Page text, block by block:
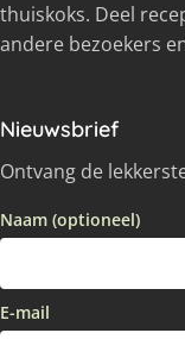
thuiskoks. Deel
andere bezoekers
Nieuwsbrief
Ontvang de
Naam (optioneel)
E-mail